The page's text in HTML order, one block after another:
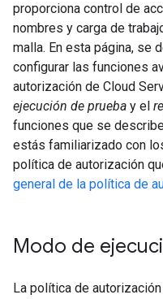
proporciona control de
nombres y carga de
malla. En esta página, se
configurar las funciones
autorización de Cloud
ejecución de prueba y el
funciones que se
estás familiarizado con
política de autorización
general de la política de
Modo de
La política de